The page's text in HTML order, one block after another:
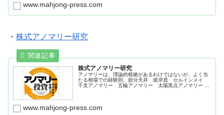
www.mahjong-press.com
・ 株式アノマリー研究
株式アノマリー研究
アノマリーは、理論的根拠があるわけではないが、よく当
たる相場での経験則。節分天井 彼岸底 セルインメイ
干支アノマリー 五輪アノマリー 太陽黒点アノマリー 米
www.mahjong-press.com